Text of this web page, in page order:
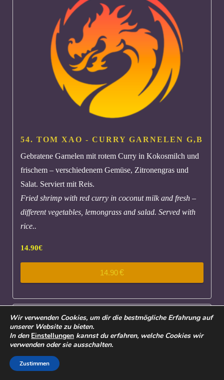
54. TOM XAO - CURRY GARNELEN G,B
Gebratene Garnelen mit rotem Curry in Kokosmilch und
frischem – verschiedenem Gemüse, Zitronengras und
Salat. Serviert mit Reis.
Fried shrimp with red curry in coconut milk and fresh –
different vegetables, lemongrass and salad. Served with
rice..
14.90€
14.90€
Wir verwenden Cookies, um dir die bestmögliche Erfahrung auf
unserer Website zu bieten.
In den Einstellungen kannst du erfahren, welche Cookies wir
verwenden oder sie ausschalten.
Zustimmen